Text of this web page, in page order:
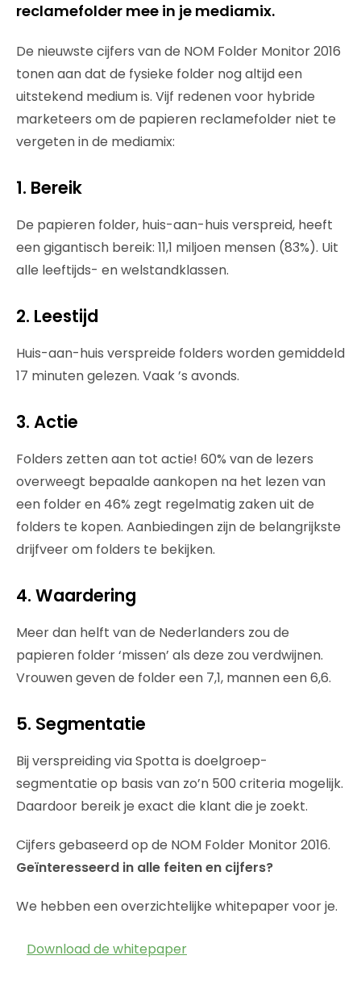
reclamefolder mee in je mediamix.
De nieuwste cijfers van de NOM Folder Monitor 2016
tonen aan dat de fysieke folder nog altijd een
uitstekend medium is. Vijf redenen voor hybride
marketeers om de papieren reclamefolder niet te
vergeten in de mediamix:
1. Bereik
De papieren folder, huis-aan-huis verspreid, heeft
een gigantisch bereik: 11,1 miljoen mensen (83%). Uit
alle leeftijds- en welstandklassen.
2. Leestijd
Huis-aan-huis verspreide folders worden gemiddeld
17 minuten gelezen. Vaak ’s avonds.
3. Actie
Folders zetten aan tot actie! 60% van de lezers
overweegt bepaalde aankopen na het lezen van
een folder en 46% zegt regelmatig zaken uit de
folders te kopen. Aanbiedingen zijn de belangrijkste
drijfveer om folders te bekijken.
4. Waardering
Meer dan helft van de Nederlanders zou de
papieren folder ‘missen’ als deze zou verdwijnen.
Vrouwen geven de folder een 7,1, mannen een 6,6.
5. Segmentatie
Bij verspreiding via Spotta is doelgroep-
segmentatie op basis van zo’n 500 criteria mogelijk.
Daardoor bereik je exact die klant die je zoekt.
Cijfers gebaseerd op de NOM Folder Monitor 2016.
Geïnteresseerd in alle feiten en cijfers?
We hebben een overzichtelijke whitepaper voor je.
Download de whitepaper